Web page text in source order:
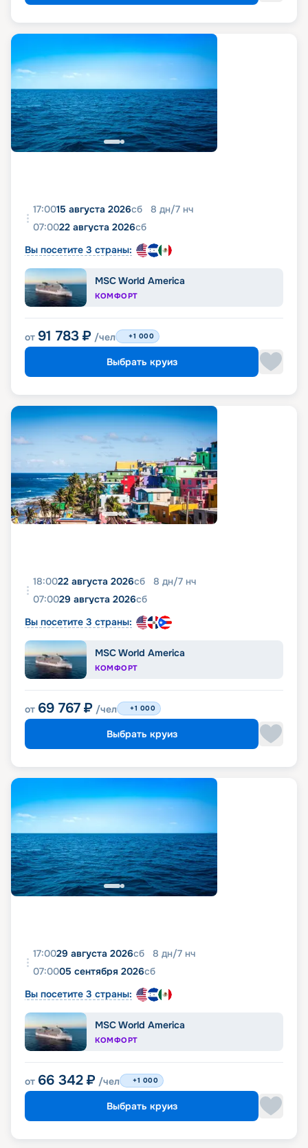
пользуйтесь функционалом сервиса
бронирования круизов «Круиз.онлайн». Здесь вы
сможете приобрести путевку по выгодной цене,
получив всю необходимую информацию о судне
и самой поездке. Мы постарались собрать
максимальное количество сведений, включая
фото, реальные отзывы пассажиров, подробные
характеристики кают и палуб. Вся эта
информация доступна на этой же странице.
17:0015 августа 2026сб 8 дн/7 нч
07:0022 августа 2026сб
Вы посетите 3 страны:
MSC World America
КОМФОРТ
от 91 783 ₽ /чел +1 000
Выбрать круиз
18:0022 августа 2026сб 8 дн/7 нч
07:0029 августа 2026сб
Вы посетите 3 страны:
MSC World America
КОМФОРТ
от 69 767 ₽ /чел +1 000
Выбрать круиз
17:0029 августа 2026сб 8 дн/7 нч
07:0005 сентября 2026сб
Вы посетите 3 страны:
MSC World America
КОМФОРТ
от 66 342 ₽ /чел +1 000
Выбрать круиз